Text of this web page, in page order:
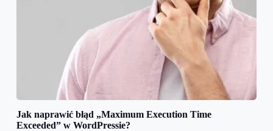
Jak naprawić błąd „Maximum Execution Time
Exceeded” w WordPressie?